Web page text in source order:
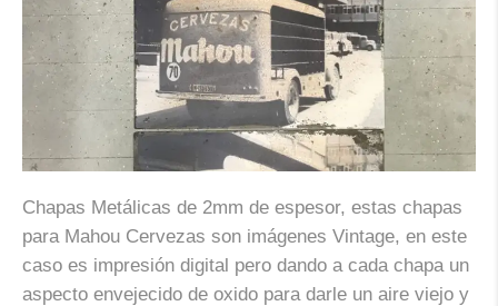
Chapas Metálicas de 2mm de espesor, estas chapas
para Mahou Cervezas son imágenes Vintage, en este
caso es impresión digital pero dando a cada chapa un
aspecto envejecido de oxido para darle un aire viejo y